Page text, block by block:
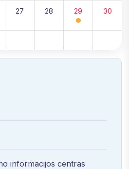
27 28 29 30
informacijos centras